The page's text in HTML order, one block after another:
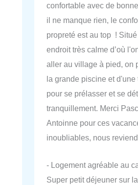
confortable avec de
il ne manque rien, le
propreté est au top !
endroit très calme d’où
aller au village à pied, on
la grande piscine et d'une
pour se prélasser et se
tranquillement. Merci
Antoinne pour ces
inoubliables, nous
- Logement agréable au
Super petit déjeuner sur